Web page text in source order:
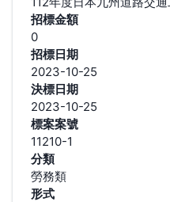
招標金額
0
招標日期
2023-10-25
決標日期
2023-10-25
標案案號
11210-1
分類
勞務類
形式